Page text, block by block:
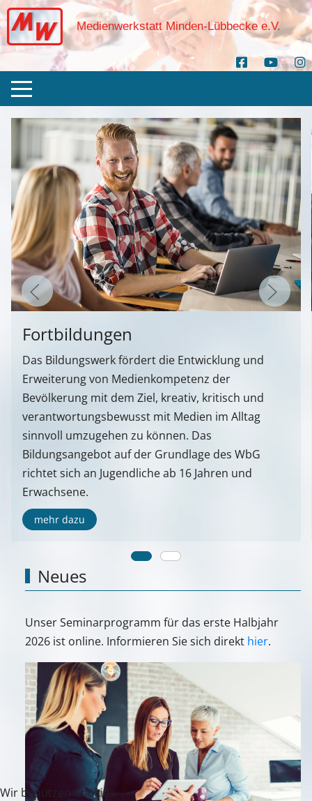
Medienwerkstatt Minden-Lübbecke e.V.
Fortbildungen
Das Bildungswerk fördert die Entwicklung und
Erweiterung von Medienkompetenz der
Bevölkerung mit dem Ziel, kreativ, kritisch und
verantwortungsbewusst mit Medien im Alltag
sinnvoll umzugehen zu können. Das
Bildungsangebot auf der Grundlage des WbG
richtet sich an Jugendliche ab 16 Jahren und
Erwachsene.
mehr dazu
Neues
Unser Seminarprogramm für das erste Halbjahr
2026 ist online. Informieren Sie sich direkt hier.
Wir benutzen Cookies